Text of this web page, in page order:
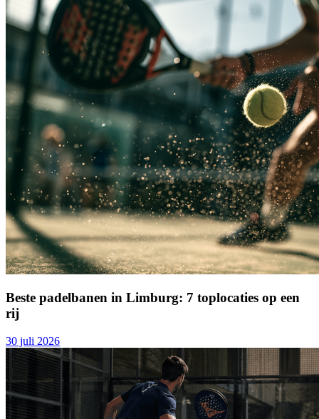
Beste padelbanen in Limburg: 7 toplocaties op een
rij
30 juli 2026